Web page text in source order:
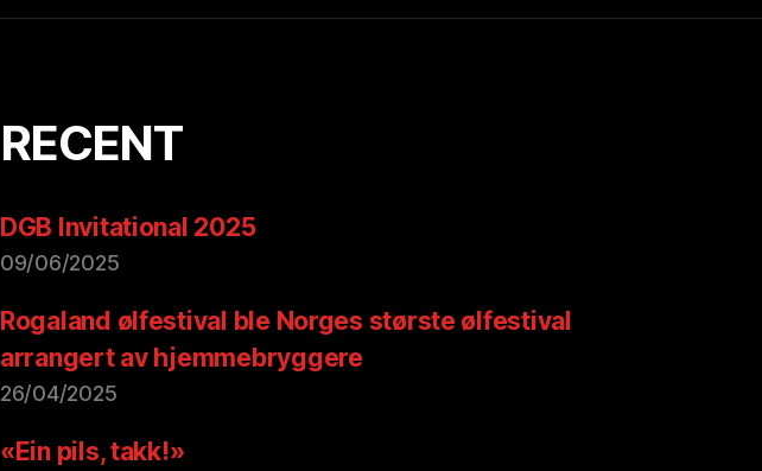
RECENT
DGB Invitational 2025
09/06/2025
Rogaland ølfestival ble Norges største ølfestival
arrangert av hjemmebryggere
26/04/2025
«Ein pils, takk!»